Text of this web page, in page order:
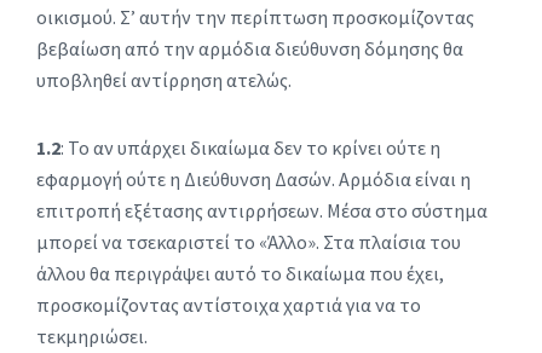
οικισμού. Σ’ αυτήν την περίπτωση προσκομίζοντας
βεβαίωση από την αρμόδια διεύθυνση δόμησης θα
υποβληθεί αντίρρηση ατελώς.
1.2: Το αν υπάρχει δικαίωμα δεν το κρίνει ούτε η
εφαρμογή ούτε η Διεύθυνση Δασών. Αρμόδια είναι η
επιτροπή εξέτασης αντιρρήσεων. Μέσα στο σύστημα
μπορεί να τσεκαριστεί το «Άλλο». Στα πλαίσια του
άλλου θα περιγράψει αυτό το δικαίωμα που έχει,
προσκομίζοντας αντίστοιχα χαρτιά για να το
τεκμηριώσει.